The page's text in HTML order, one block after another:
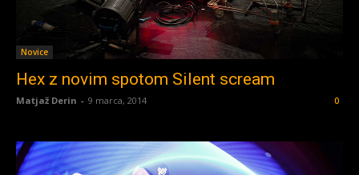
Novice
Hex z novim spotom Silent scream
Matjaž Derin - 9 marca, 2014 0